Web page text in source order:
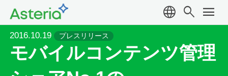
language search menu
2016.10.19 プレスリリース
モバイルコンテンツ管理